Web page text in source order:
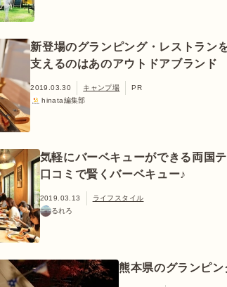
新登場のグランピング・レストラン
支えるのはあのアウトドアブランド
2019.03.30 キャンプ場
PR
hinata編集部
気軽にバーベキューができる両国
口コミで賢くバーベキュー♪
2019.03.13
ライフスタイル
るれろ
熊本県のグランピ